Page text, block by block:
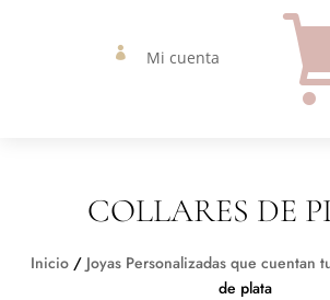
 Mi cuenta
COLLARES DE
Inicio/ Joyas Personalizadas que cuentan
de plata